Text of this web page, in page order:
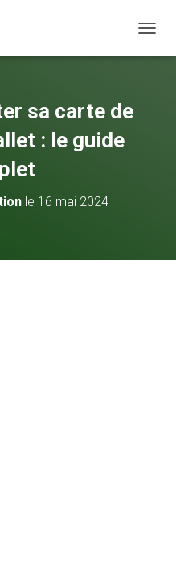
sa carte de
: le guide
le 16 mai 2024